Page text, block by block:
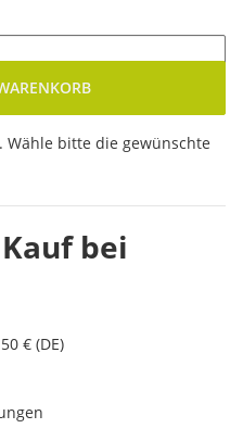
Wähle bitte die gewünschte
bei
€ (DE)